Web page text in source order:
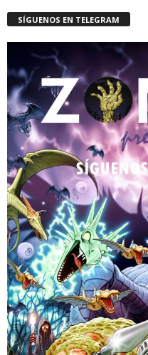
SÍGUENOS EN TELEGRAM